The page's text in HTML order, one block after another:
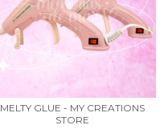
MELTY GLUE - MY CREATIONS
STORE